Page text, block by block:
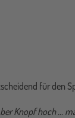
für den
Knopf hoch ...